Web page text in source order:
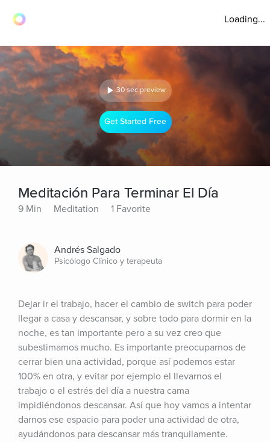
Loading...
30 sec preview
Get Started Free
Meditación Para Terminar El Día
9 Min Meditation 1 Favorite
Andrés Salgado
Psicólogo Clínico y terapeuta
Dejar ir el trabajo, hacer el cambio de switch para poder
llegar a casa y descansar, y sobre todo para dormir en la
noche, es tan importante pero a su vez creo que
subestimamos mucho. Es importante preocuparnos de
cerrar bien una actividad, porque así podemos estar
100% en otra, y evitar por ejemplo el llevarnos el
trabajo o el estrés del día a nuestra cama
impidiéndonos descansar. Así que hoy vamos a intentar
darnos ese espacio para poder una actividad de otra,
ayudándonos para descansar más tranquilamente.